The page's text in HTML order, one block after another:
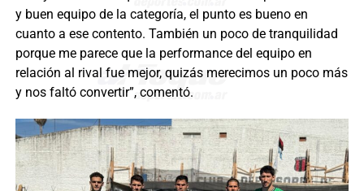
y buen equipo de la categoría, el punto es bueno en
cuanto a ese contento. También un poco de tranquilidad
porque me parece que la performance del equipo en
relación al rival fue mejor, quizás merecimos un poco más
y nos faltó convertir”, comentó.